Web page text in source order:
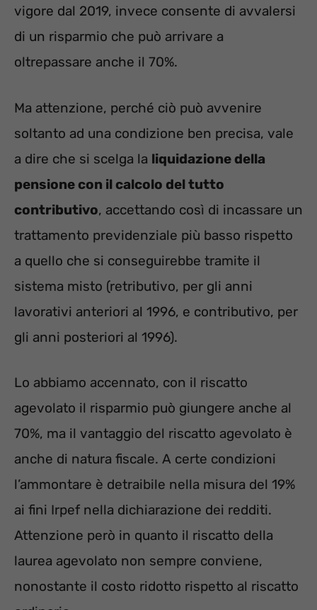
vigore dal 2019, invece consente di avvalersi
di un risparmio che può arrivare a
oltrepassare anche il 70%.
Ma attenzione, perché ciò può avvenire
soltanto ad una condizione ben precisa, vale
a dire che si scelga la liquidazione della
pensione con il calcolo del tutto
contributivo, accettando così di incassare un
trattamento previdenziale più basso rispetto
a quello che si conseguirebbe tramite il
sistema misto (retributivo, per gli anni
lavorativi anteriori al 1996, e contributivo, per
gli anni posteriori al 1996).
Lo abbiamo accennato, con il riscatto
agevolato il risparmio può giungere anche al
70%, ma il vantaggio del riscatto agevolato è
anche di natura fiscale. A certe condizioni
l’ammontare è detraibile nella misura del 19%
ai fini Irpef nella dichiarazione dei redditi.
Attenzione però in quanto il riscatto della
laurea agevolato non sempre conviene,
nonostante il costo ridotto rispetto al riscatto